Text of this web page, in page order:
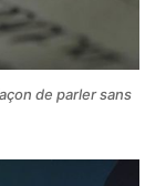
de parler sans